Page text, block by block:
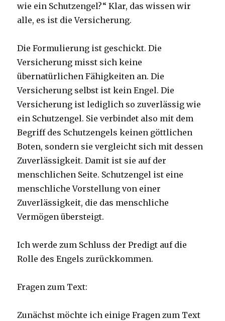
wie ein Schutzengel?“ Klar, das wissen wir
alle, es ist die Versicherung.
Die Formulierung ist geschickt. Die
Versicherung misst sich keine
übernatürlichen Fähigkeiten an. Die
Versicherung selbst ist kein Engel. Die
Versicherung ist lediglich so zuverlässig wie
ein Schutzengel. Sie verbindet also mit dem
Begriff des Schutzengels keinen göttlichen
Boten, sondern sie vergleicht sich mit dessen
Zuverlässigkeit. Damit ist sie auf der
menschlichen Seite. Schutzengel ist eine
menschliche Vorstellung von einer
Zuverlässigkeit, die das menschliche
Vermögen übersteigt.
Ich werde zum Schluss der Predigt auf die
Rolle des Engels zurückkommen.
Fragen zum Text:
Zunächst möchte ich einige Fragen zum Text